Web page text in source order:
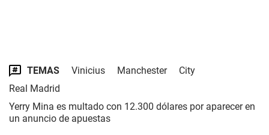
TEMAS Vinicius Manchester
City
Real Madrid
Yerry Mina es multado con 12.300 dólares por aparecer en
un anuncio de apuestas